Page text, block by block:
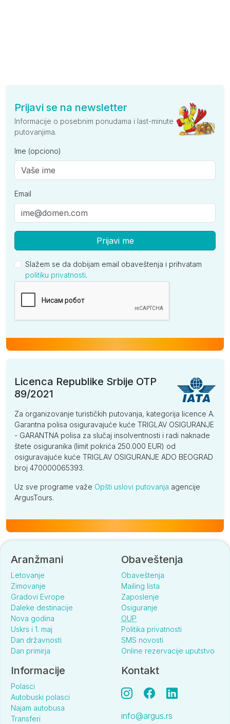
Prijavi se na newsletter
Informacije o posebnim ponudama i last-minute
putovanjima.
Ime (opciono)
Email
Prijavi me
Slažem se da dobijam email obaveštenja i prihvatam
politiku privatnosti.
Licenca Republike Srbije OTP
89/2021
Za organizovanje turističkih putovanja, kategorija licence A.
Garantna polisa osiguravajuće kuće TRIGLAV OSIGURANJE
- GARANTNA polisa za slučaj insolventnosti i radi naknade
štete osiguranika (limit pokrića 250.000 EUR) od
osiguravajuće kuće TRIGLAV OSIGURANJE ADO BEOGRAD
broj 470000065393.
Uz sve programe važe Opšti uslovi putovanja agencije
ArgusTours.
Aranžmani
Letovanje
Zimovanje
Gradovi Evrope
Daleke destinacije
Nova godina
Uskrs i 1. maj
Dan državnosti
Dan primirja
Obaveštenja
Obaveštenja
Mailing lista
Zaposlenje
Osiguranje
OUP
Politika privatnosti
SMS novosti
Online rezervacije uputstvo
Informacije
Polasci
Autobuski polasci
Najam autobusa
Transferi
Kontakt
info@argus.rs